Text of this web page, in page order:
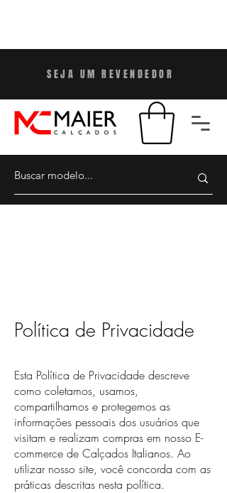
SEJA UM REVENDEDOR
Política de Privacidade
Esta Política de Privacidade descreve
como coletamos, usamos,
compartilhamos e protegemos as
informações pessoais dos usuários que
visitam e realizam compras em nosso E-
commerce de Calçados Italianos. Ao
utilizar nosso site, você concorda com as
práticas descritas nesta política.